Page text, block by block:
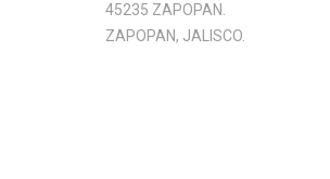
45235 ZAPOPAN.
ZAPOPAN, JALISCO.